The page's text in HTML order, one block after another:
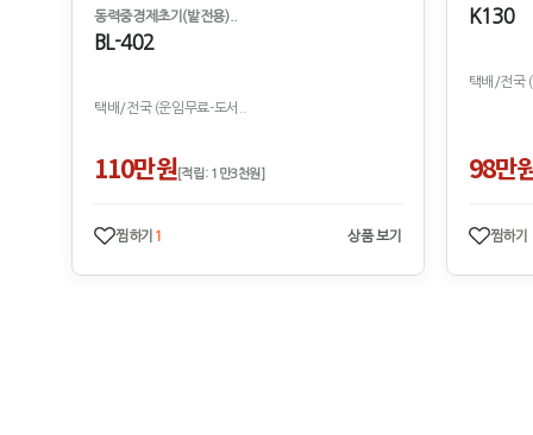
동력중경제초기(밭전용)..
BL-402
택배/전국 (운임무료-도서..
110만원[적립: 1만3천원]
찜하기 1 상품 보기
K130
택배/전국
98만
찜하기